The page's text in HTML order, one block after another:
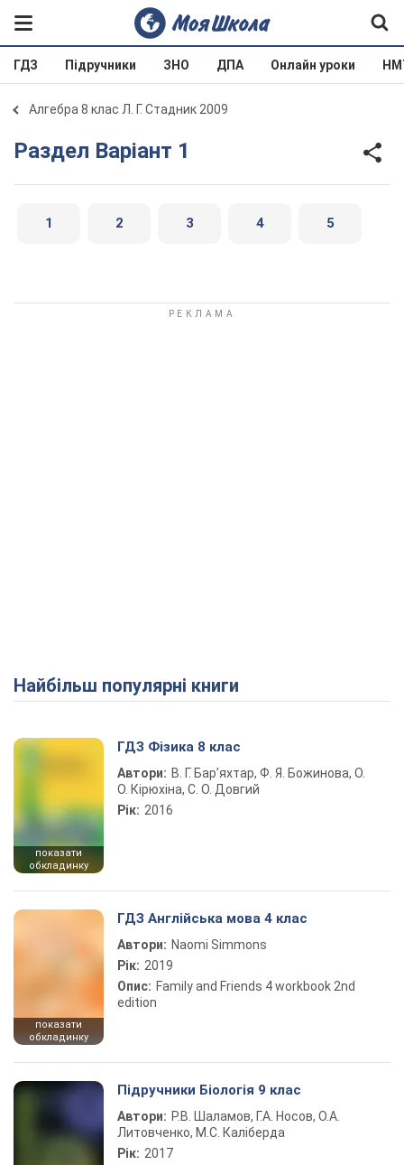
ГДЗ Підручники ЗНО ДПА Онлайн уроки
Алгебра 8 клас Л. Г. Стадник 2009
Раздел Варіант 1
1 2 3 4 5
Найбільш популярні книги
показати
обкладинку
ГДЗ Фізика 8 клас
Автори: В. Г. Бар’яхтар, Ф. Я. Божинова, О.
О. Кірюхіна, С. О. Довгий
Рік: 2016
показати
обкладинку
ГДЗ Англійська мова 4 клас
Автори: Naomi Simmons
Рік: 2019
Опис: Family and Friends 4 workbook 2nd
edition
Підручники Біологія 9 клас
Автори: Р.В. Шаламов, Г.А. Носов, О.А.
Литовченко, М.С. Каліберда
Рік: 2017